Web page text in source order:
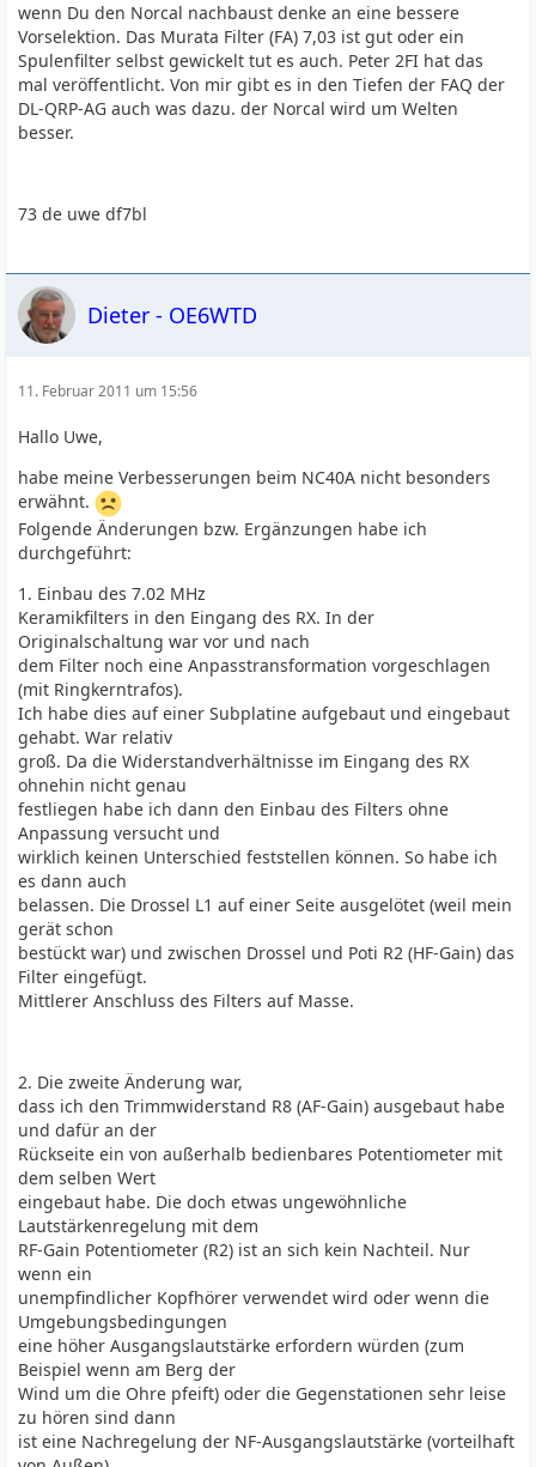
wenn Du den Norcal nachbaust denke an eine bessere
Vorselektion. Das Murata Filter (FA) 7,03 ist gut oder ein
Spulenfilter selbst gewickelt tut es auch. Peter 2FI hat das
mal veröffentlicht. Von mir gibt es in den Tiefen der FAQ der
DL-QRP-AG auch was dazu. der Norcal wird um Welten
besser.
73 de uwe df7bl
Dieter - OE6WTD
11. Februar 2011 um 15:56
Hallo Uwe,
habe meine Verbesserungen beim NC40A nicht besonders
erwähnt.
Folgende Änderungen bzw. Ergänzungen habe ich
durchgeführt:
1. Einbau des 7.02 MHz
Keramikfilters in den Eingang des RX. In der
Originalschaltung war vor und nach
dem Filter noch eine Anpasstransformation vorgeschlagen
(mit Ringkerntrafos).
Ich habe dies auf einer Subplatine aufgebaut und eingebaut
gehabt. War relativ
groß. Da die Widerstandverhältnisse im Eingang des RX
ohnehin nicht genau
festliegen habe ich dann den Einbau des Filters ohne
Anpassung versucht und
wirklich keinen Unterschied feststellen können. So habe ich
es dann auch
belassen. Die Drossel L1 auf einer Seite ausgelötet (weil mein
gerät schon
bestückt war) und zwischen Drossel und Poti R2 (HF-Gain) das
Filter eingefügt.
Mittlerer Anschluss des Filters auf Masse.
2. Die zweite Änderung war,
dass ich den Trimmwiderstand R8 (AF-Gain) ausgebaut habe
und dafür an der
Rückseite ein von außerhalb bedienbares Potentiometer mit
dem selben Wert
eingebaut habe. Die doch etwas ungewöhnliche
Lautstärkenregelung mit dem
RF-Gain Potentiometer (R2) ist an sich kein Nachteil. Nur
wenn ein
unempfindlicher Kopfhörer verwendet wird oder wenn die
Umgebungsbedingungen
eine höher Ausgangslautstärke erfordern würden (zum
Beispiel wenn am Berg der
Wind um die Ohre pfeift) oder die Gegenstationen sehr leise
zu hören sind dann
ist eine Nachregelung der NF-Ausgangslautstärke (vorteilhaft